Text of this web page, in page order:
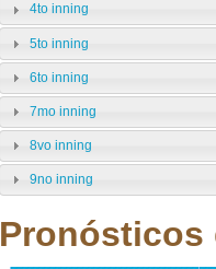
4to inning
5to inning
6to inning
7mo inning
8vo inning
9no inning
Pronósticos